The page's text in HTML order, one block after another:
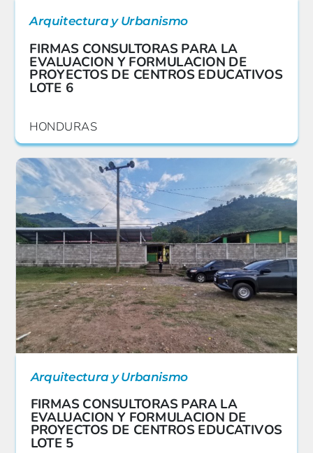
Arquitectura y Urbanismo
FIRMAS CONSULTORAS PARA LA
EVALUACION Y FORMULACION DE
PROYECTOS DE CENTROS EDUCATIVOS
LOTE 6
HONDURAS
Arquitectura y Urbanismo
FIRMAS CONSULTORAS PARA LA
EVALUACION Y FORMULACION DE
PROYECTOS DE CENTROS EDUCATIVOS
LOTE 5